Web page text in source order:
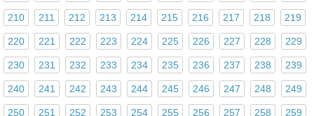
210 211 212 213 214 215 216 217 218 219
220 221 222 223 224 225 226 227 228 229
230 231 232 233 234 235 236 237 238 239
240 241 242 243 244 245 246 247 248 249
250 251 252 253 254 255 256 257 258 259